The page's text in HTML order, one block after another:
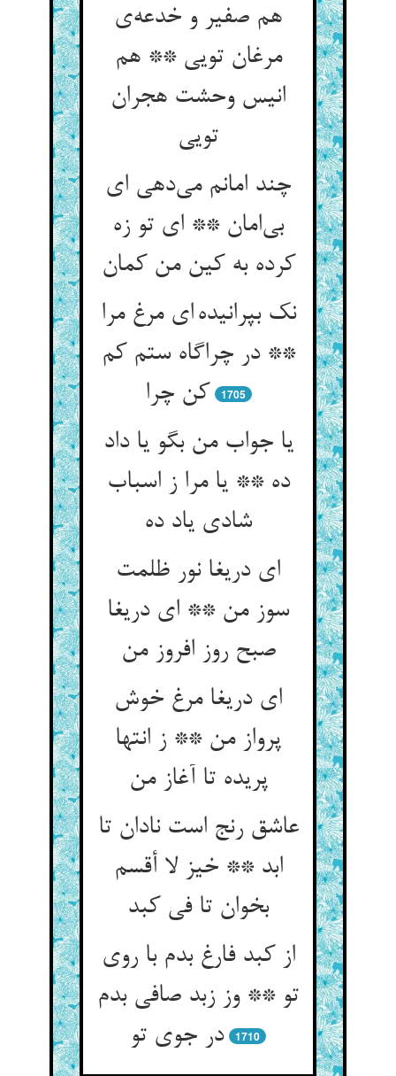
هم صفیر و خدعه‌‌ی
مرغان تویی ** هم
انیس وحشت هجران
چند امانم می‌‌دهی ای
بی‌‌امان ** ای تو زه
کرده به کین من کمان‌‌
نک بپرانیده ای مرغ مرا
** در چراگاه ستم کم
کن چرا
1705
یا جواب من بگو یا داد
ده ** یا مرا ز اسباب
ای دریغا نور ظلمت
سوز من ** ای دریغا
صبح روز افروز من‌‌
ای دریغا مرغ خوش
پرواز من ** ز انتها
پریده تا آغاز من‌‌
عاشق رنج است نادان تا
ابد ** خیز لا أقسم
بخوان تا فی کبد
از کبد فارغ بدم با روی
تو ** وز زبد صافی بدم
در جوی تو
1710